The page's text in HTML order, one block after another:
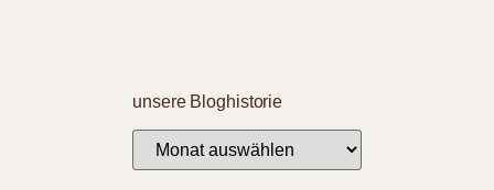
unsere Bloghistorie